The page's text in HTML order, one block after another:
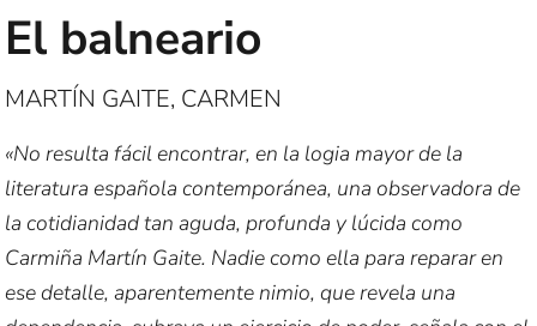
El balneario
MARTÍN GAITE, CARMEN
«No resulta fácil encontrar, en la logia mayor de la
literatura española contemporánea, una observadora de
la cotidianidad tan aguda, profunda y lúcida como
Carmiña Martín Gaite. Nadie como ella para reparar en
ese detalle, aparentemente nimio, que revela una